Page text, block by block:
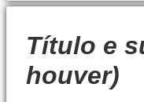
Título e
houver)